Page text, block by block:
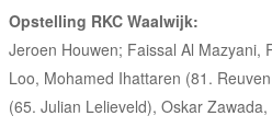
Opstelling RKC Waalwijk:
Jeroen Houwen; Faissal Al Mazyani,
Loo, Mohamed Ihattaren (81.
(65. Julian Lelieveld), Oskar